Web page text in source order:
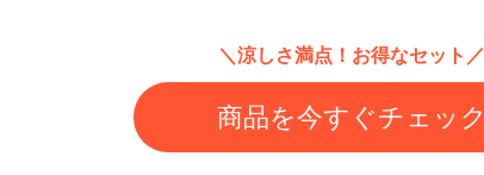
＼涼しさ満点！お得なセット／
商品を今すぐチェック